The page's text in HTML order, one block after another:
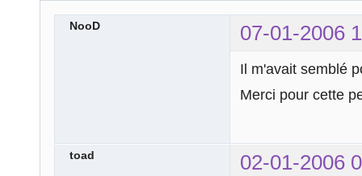
NooD 07-01-2006
Il m'avait semblé
Merci pour cette
toad 02-01-2006